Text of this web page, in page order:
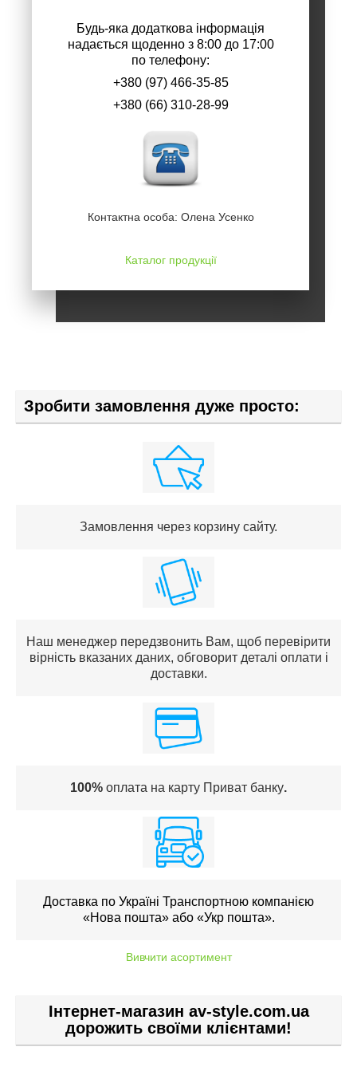
Будь-яка додаткова інформація
надається щоденно з 8:00 до 17:00
по телефону:
+380 (97) 466-35-85
+380 (66) 310-28-99
Контактна особа: Олена Усенко
Каталог продукції
Зробити замовлення дуже просто:
Замовлення через корзину сайту.
Наш менеджер передзвонить Вам, щоб перевірити
вірність вказаних даних, обговорит деталі оплати і
доставки.
100% оплата на карту Приват банку.
Доставка по Україні Транспортною компанією
«Нова пошта» або «Укр пошта».
Вивчити асортимент
Інтернет-магазин av-style.com.ua
дорожить своїми клієнтами!